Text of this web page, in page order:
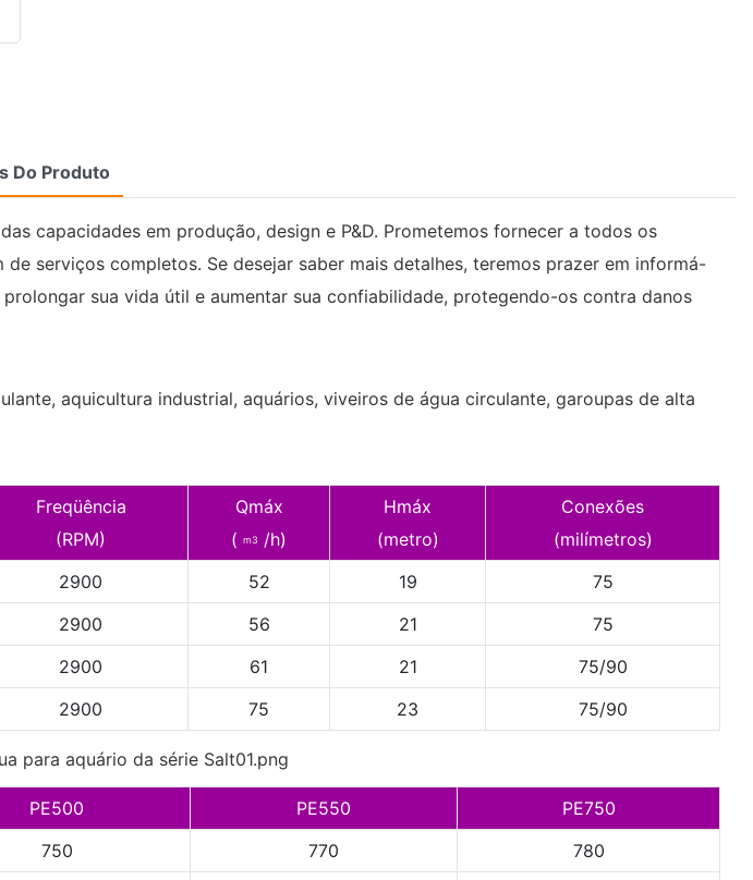
Do Produto
capacidades em produção, design e P&D. Prometemos fornecer a todos os
serviços completos. Se desejar saber mais detalhes, teremos prazer em informá-
sua vida útil e aumentar sua confiabilidade, protegendo-os contra danos
aquicultura industrial, aquários, viveiros de água circulante, garoupas de alta
Freqüência
(RPM)
Qmáx
( m3 /h)
Hmáx
(metro)
Conexões
(milímetros)
2900 52 19
75
2900 56 21
75
2900 61 21
75/90
2900 75 23 75/90
PE500 PE550
PE750
750 770
780